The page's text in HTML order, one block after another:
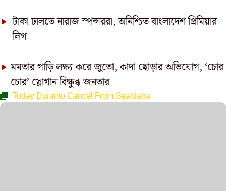
টাকা ঢালতে নারাজ স্পন্সররা, অনিশ্চিত বাংলাদেশ প্রিমিয়ার
লিগ
মমতার গাড়ি লক্ষ্য করে জুতো, কাদা ছোড়ার অভিযোগ, ‘চোর
চোর’ স্লোগান বিক্ষুব্ধ জনতার
Today Duranto Cancel From Sealdaha